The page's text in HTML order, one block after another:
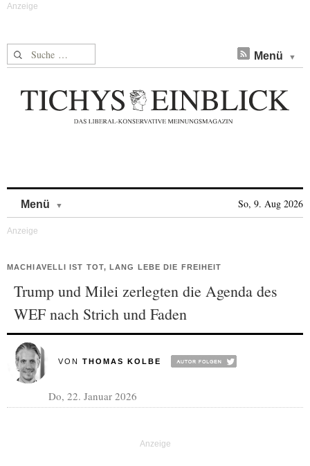
Suche nach: Menü
Menü So, 9. Aug 2026
MACHIAVELLI IST TOT, LANG LEBE DIE FREIHEIT
Trump und Milei zerlegten die Agenda des
WEF nach Strich und Faden
VON THOMAS KOLBE
Do, 22. Januar 2026